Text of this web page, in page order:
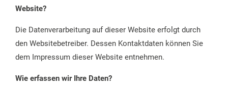
Website?
Die Datenverarbeitung auf dieser Website erfolgt durch
den Websitebetreiber. Dessen Kontaktdaten können Sie
dem Impressum dieser Website entnehmen.
Wie erfassen wir Ihre Daten?